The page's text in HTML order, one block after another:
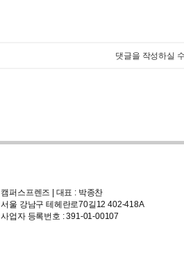
댓글을 작성하실
캠퍼스프렌즈 | 대표 : 박종찬
서울 강남구 테헤란로70길12 402-418A
사업자 등록번호 : 391-01-00107